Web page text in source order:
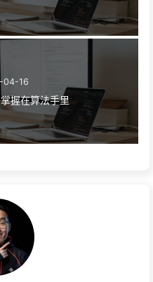
04-16
握在算法手里